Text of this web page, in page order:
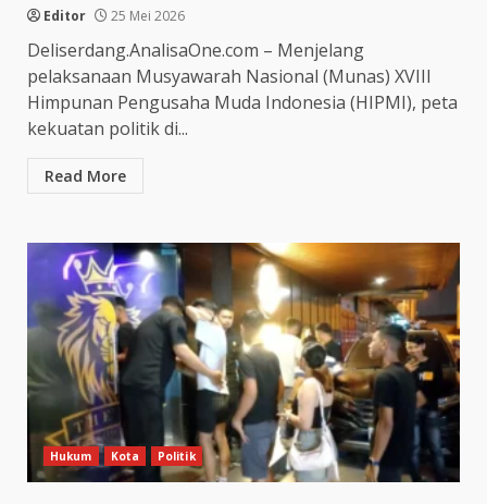
Editor 25 Mei 2026
Deliserdang.AnalisaOne.com – Menjelang
pelaksanaan Musyawarah Nasional (Munas) XVIII
Himpunan Pengusaha Muda Indonesia (HIPMI), peta
kekuatan politik di...
Read More
Hukum Kota Politik